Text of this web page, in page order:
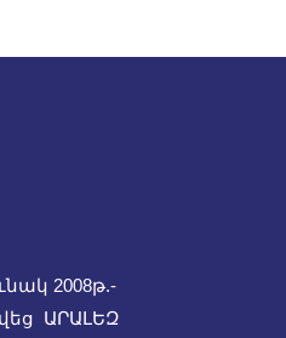
2008թ.-
ԱՐԱԼԵԶ